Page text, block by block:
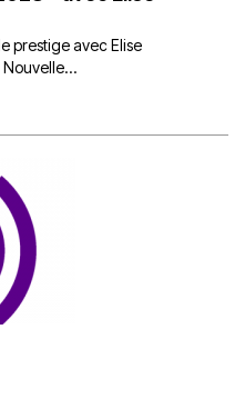
prestige avec Elise